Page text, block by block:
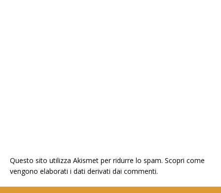
Questo sito utilizza Akismet per ridurre lo spam. Scopri come
vengono elaborati i dati derivati dai commenti.